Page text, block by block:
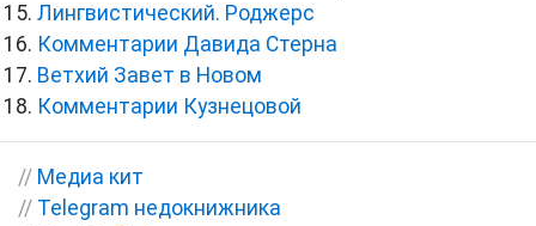
Лингвистический. Роджерс
Комментарии Давида Стерна
Ветхий Завет в Новом
Комментарии Кузнецовой
// Медиа кит
// Telegram недокнижника